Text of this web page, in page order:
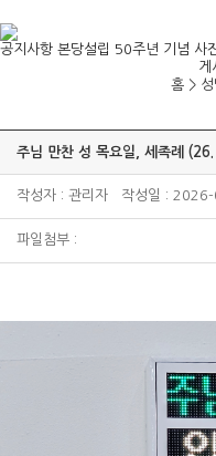
공지사항 본당설립 50주년 기념 사
게
홈 >
주님 만찬 성 목요일, 세족례
작성자 : 관리자 작성일 :
파일첨부 :